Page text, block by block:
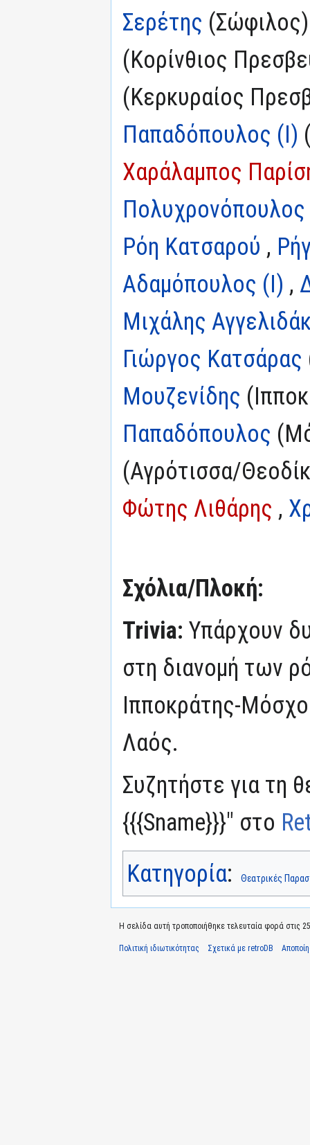
Σερέτης
(Κορίνθιος
(Κερκυραίος
Παπαδόπουλος (I)
Χαράλαμπος
Πολυχρονόπουλος
Ρόη Κατσαρού ,
Αδαμόπουλος (I) ,
Μιχάλης
Γιώργος Κατσάρας
Μουζενίδης
Παπαδόπουλος
(Αγρότισσα/
Φώτης Λιθάρης ,
Σχόλια/Πλοκή:
Trivia: Υπάρχουν
στη διανομή των
Ιπποκράτης-
Λαός.
Συζητήστε για τη
{{{Sname}}}" στο
Κατηγορία: Θεατρικές
Η σελίδα αυτή τροποποιήθηκε τελευταία φορά στις
Πολιτική ιδιωτικότητας Σχετικά με retroDB